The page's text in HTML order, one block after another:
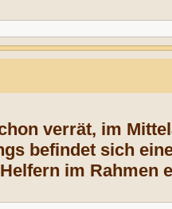
verrät, im
befindet sich
im Rahmen